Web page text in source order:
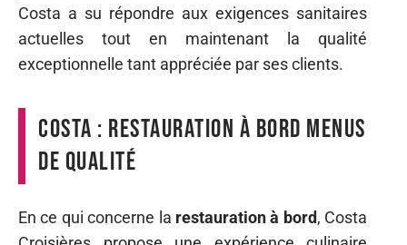
Costa a su répondre aux exigences sanitaires
actuelles tout en maintenant la qualité
exceptionnelle tant appréciée par ses clients.
Costa : restauration à bord menus
de qualité
En ce qui concerne la restauration à bord, Costa